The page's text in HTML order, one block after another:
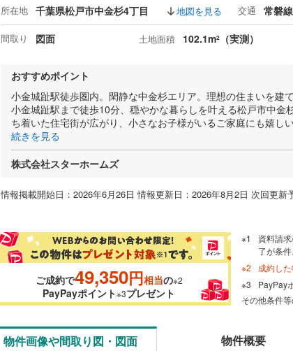
所在地 千葉県松戸市中金杉4丁目 地図を見る 交通 常磐
間取り 図面 土地面積 102.1m2 （実測）
おすすめポイント
小金城趾駅徒歩圏内。閑静な中金杉エリア。理想の住まいを建
小金城趾駅まで徒歩10分、穏やかな暮らしを叶える松戸市中金
ち着いた住宅街が広がり、小さなお子様がいるご家庭にも嬉し
続きを見る
株式会社スターホームズ
情報掲載開始日：2026年6月26日 情報更新日：2026年8月2日 次回更新
ご成約で49,350円相当の※2
PayPayポイント※3プレゼント
資料請
了が条
成約し
PayPay
その他条件
物件画像や間取り図・図面 物件概要